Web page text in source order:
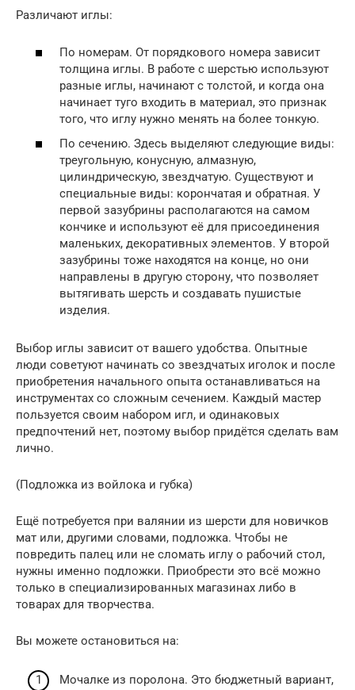
Различают иглы:
По номерам. От порядкового номера зависит
толщина иглы. В работе с шерстью используют
разные иглы, начинают с толстой, и когда она
начинает туго входить в материал, это признак
того, что иглу нужно менять на более тонкую.
По сечению. Здесь выделяют следующие виды:
треугольную, конусную, алмазную,
цилиндрическую, звездчатую. Существуют и
специальные виды: корончатая и обратная. У
первой зазубрины располагаются на самом
кончике и используют её для присоединения
маленьких, декоративных элементов. У второй
зазубрины тоже находятся на конце, но они
направлены в другую сторону, что позволяет
вытягивать шерсть и создавать пушистые
изделия.
Выбор иглы зависит от вашего удобства. Опытные
люди советуют начинать со звездчатых иголок и после
приобретения начального опыта останавливаться на
инструментах со сложным сечением. Каждый мастер
пользуется своим набором игл, и одинаковых
предпочтений нет, поэтому выбор придётся сделать вам
лично.
(Подложка из войлока и губка)
Ещё потребуется при валянии из шерсти для новичков
мат или, другими словами, подложка. Чтобы не
повредить палец или не сломать иглу о рабочий стол,
нужны именно подложки. Приобрести это всё можно
только в специализированных магазинах либо в
товарах для творчества.
Вы можете остановиться на:
Мочалке из поролона. Это бюджетный вариант,